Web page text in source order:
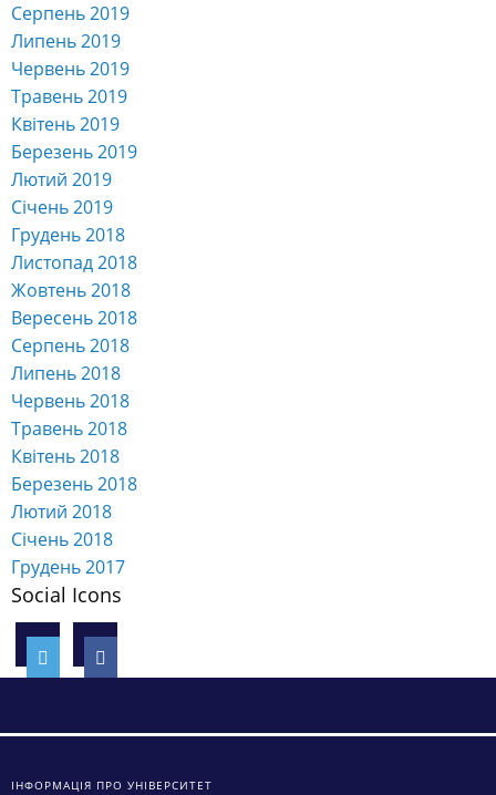
Серпень 2019
Липень 2019
Червень 2019
Травень 2019
Квітень 2019
Березень 2019
Лютий 2019
Січень 2019
Грудень 2018
Листопад 2018
Жовтень 2018
Вересень 2018
Серпень 2018
Липень 2018
Червень 2018
Травень 2018
Квітень 2018
Березень 2018
Лютий 2018
Січень 2018
Грудень 2017
Social Icons
ІНФОРМАЦІЯ ПРО УНІВЕРСИТЕТ